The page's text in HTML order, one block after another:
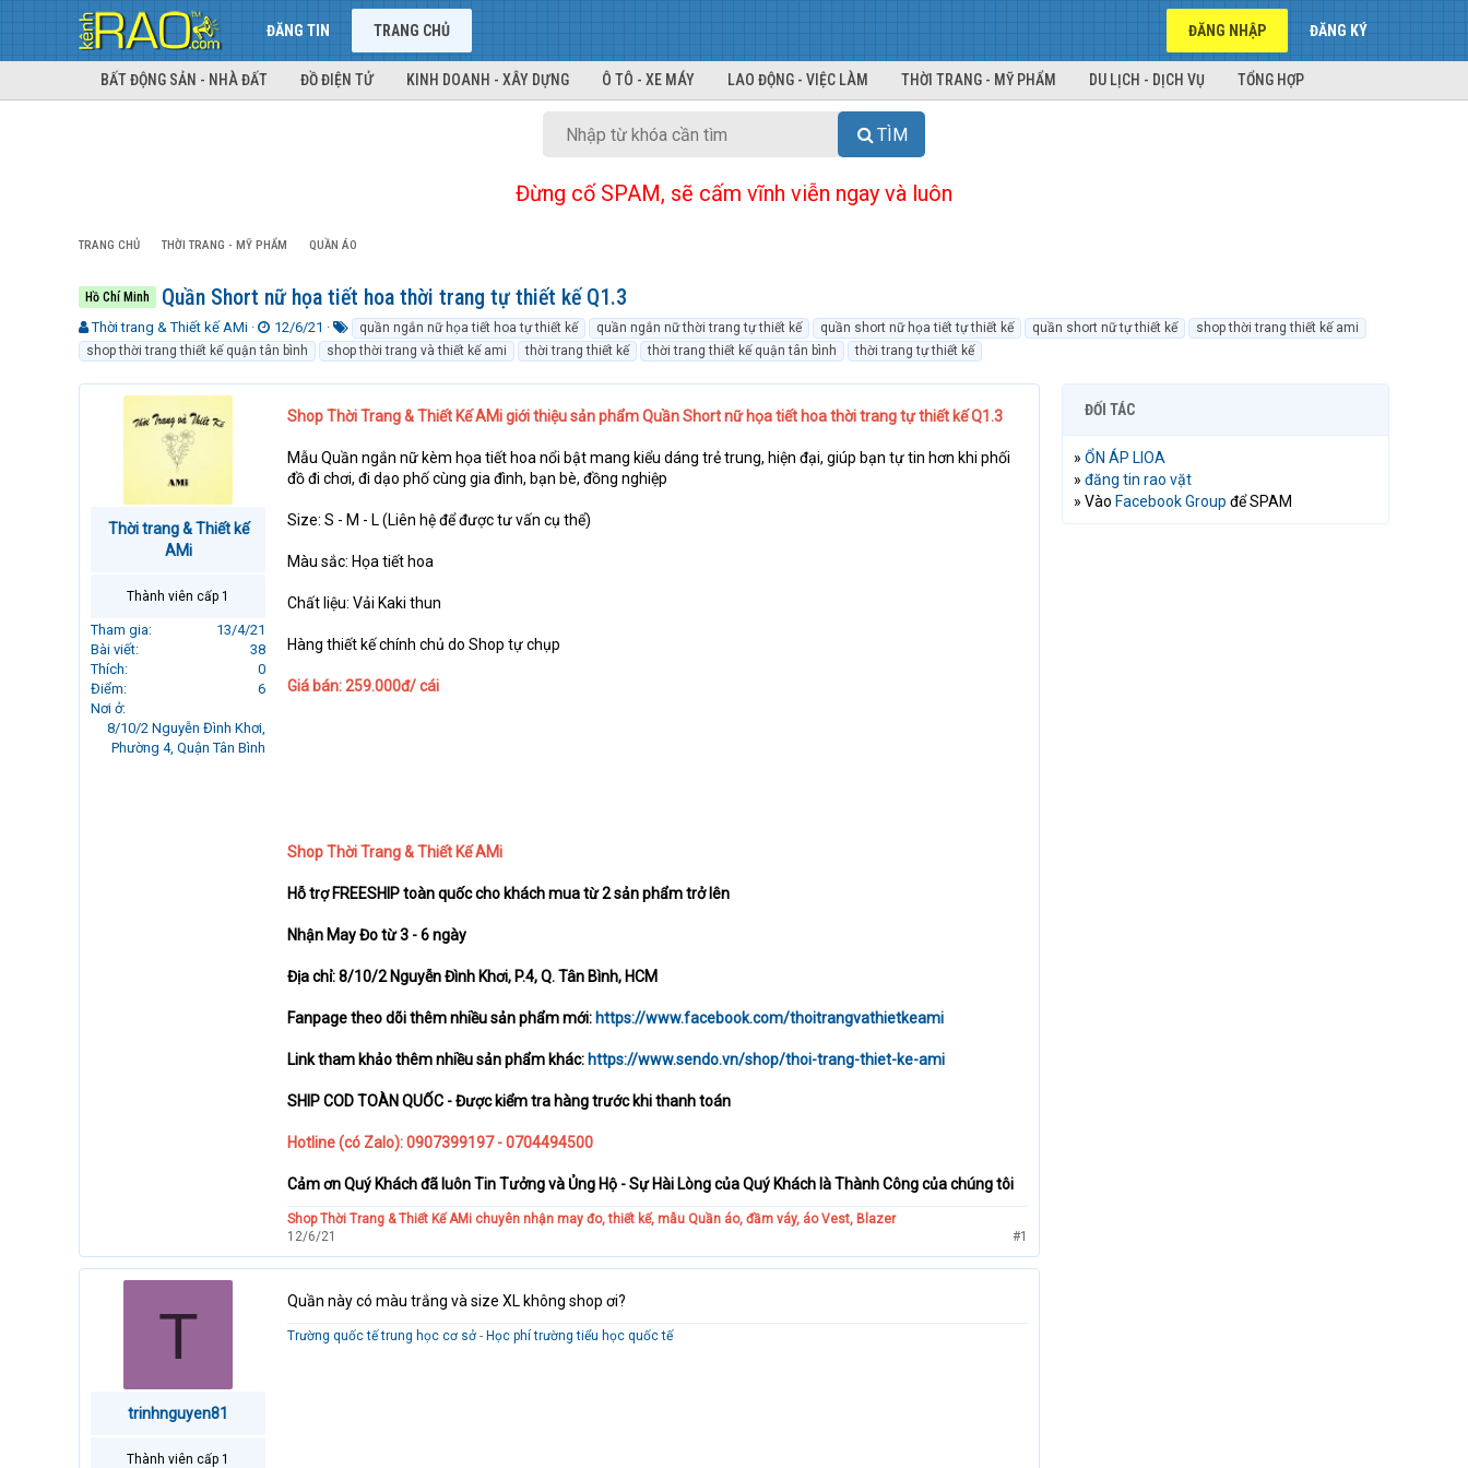
ĐĂNG TIN TRANG CHỦ ĐĂNG NHẬP ĐĂNG KÝ
BẤT ĐỘNG SẢN - NHÀ ĐẤT ĐỒ ĐIỆN TỬ KINH DOANH - XÂY DỰNG Ô TÔ - XE MÁY LAO ĐỘNG - VIỆC LÀM THỜI TRANG - MỸ PHẨM DU LỊCH - DỊCH VỤ TỔNG HỢP
TÌM
Đừng cố SPAM, sẽ cấm vĩnh viễn ngay và luôn
TRANG CHỦ THỜI TRANG - MỸ PHẨM QUẦN ÁO
Hồ Chí Minh Quần Short nữ họa tiết hoa thời trang tự thiết kế Q1.3
T
h
r
e
Thời trang & Thiết kế AMi
N
g
à
y
12/6/21
ừ
k
h
ó
a
quần ngắn nữ họa tiết hoa tự thiết kế quần ngắn nữ thời trang tự thiết kế quần short nữ họa tiết tự thiết kế quần short nữ tự thiết kế
shop thời trang thiết kế ami
shop thời trang thiết kế quận tân bình
shop thời trang và thiết kế ami thời trang thiết kế thời trang thiết kế quận tân bình thời trang tự thiết kế
Thời trang & Thiết kế
AMi
Thành viên cấp 1
Tham gia
13/4/21
Bài viết
38
Thích
0
Điểm
6
Nơi ở
8/10/2 Nguyễn Đình Khơi,
Phường 4, Quận Tân Bình
Shop Thời Trang & Thiết Kế AMi giới thiệu sản phẩm Quần Short nữ họa tiết hoa thời trang tự thiết kế Q1.3
Mẫu Quần ngắn nữ kèm họa tiết hoa nổi bật mang kiểu dáng trẻ trung, hiện đại, giúp bạn tự tin hơn khi phối
đồ đi chơi, đi dạo phố cùng gia đình, bạn bè, đồng nghiệp
Size: S - M - L (Liên hệ để được tư vấn cụ thể)
Màu sắc: Họa tiết hoa
Chất liệu: Vải Kaki thun
Hàng thiết kế chính chủ do Shop tự chụp
Giá bán: 259.000đ/ cái
Shop Thời Trang & Thiết Kế AMi
Hỗ trợ FREESHIP toàn quốc cho khách mua từ 2 sản phẩm trở lên
Nhận May Đo từ 3 - 6 ngày
Địa chỉ: 8/10/2 Nguyễn Đình Khơi, P.4, Q. Tân Bình, HCM
Fanpage theo dõi thêm nhiều sản phẩm mới: https://www.facebook.com/thoitrangvathietkeami
Link tham khảo thêm nhiều sản phẩm khác: https://www.sendo.vn/shop/thoi-trang-thiet-ke-ami
SHIP COD TOÀN QUỐC - Được kiểm tra hàng trước khi thanh toán
Hotline (có Zalo): 0907399197 - 0704494500
Cảm ơn Quý Khách đã luôn Tin Tưởng và Ủng Hộ - Sự Hài Lòng của Quý Khách là Thành Công của chúng tôi
Shop Thời Trang & Thiết Kế AMi chuyên nhận may đo, thiết kế, mẫu Quần áo, đầm váy, áo Vest, Blazer
12/6/21
#1
T
trinhnguyen81
Thành viên cấp 1
Quần này có màu trắng và size XL không shop ơi?
Trường quốc tế trung học cơ sở - Học phí trường tiểu học quốc tế
ĐỐI TÁC
» ỔN ÁP LIOA
» đăng tin rao vặt
» Vào Facebook Group để SPAM